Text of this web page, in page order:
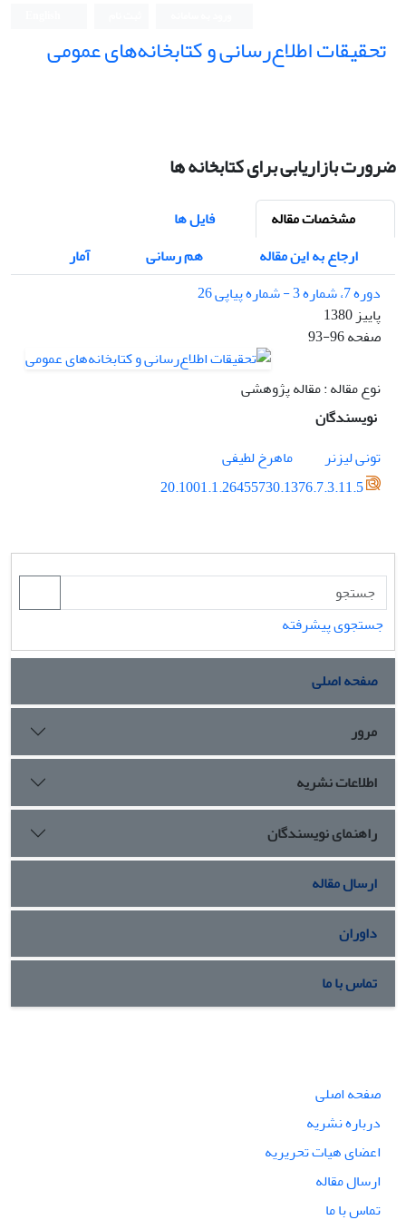
تحقیقات اطلاع‌رسانی و کتابخانه‌های عمومی
ضرورت بازاریابی برای کتابخانه ها
مشخصات مقاله
فایل ها
ارجاع به این مقاله
هم رسانی
آمار
دوره 7، شماره 3 - شماره پیاپی 26
پاییز 1380
صفحه93-96
نوع مقاله : مقاله پژوهشی
نویسندگان
تونی لیزنر
ماهرخ لطیفی
20.1001.1.26455730.1376.7.3.11.5
جستجوی پیشرفته
صفحه اصلی
مرور
اطلاعات نشریه
راهنمای نویسندگان
ارسال مقاله
داوران
تماس با ما
صفحه اصلی
درباره نشریه
اعضای هیات تحریریه
ارسال مقاله
تماس با ما